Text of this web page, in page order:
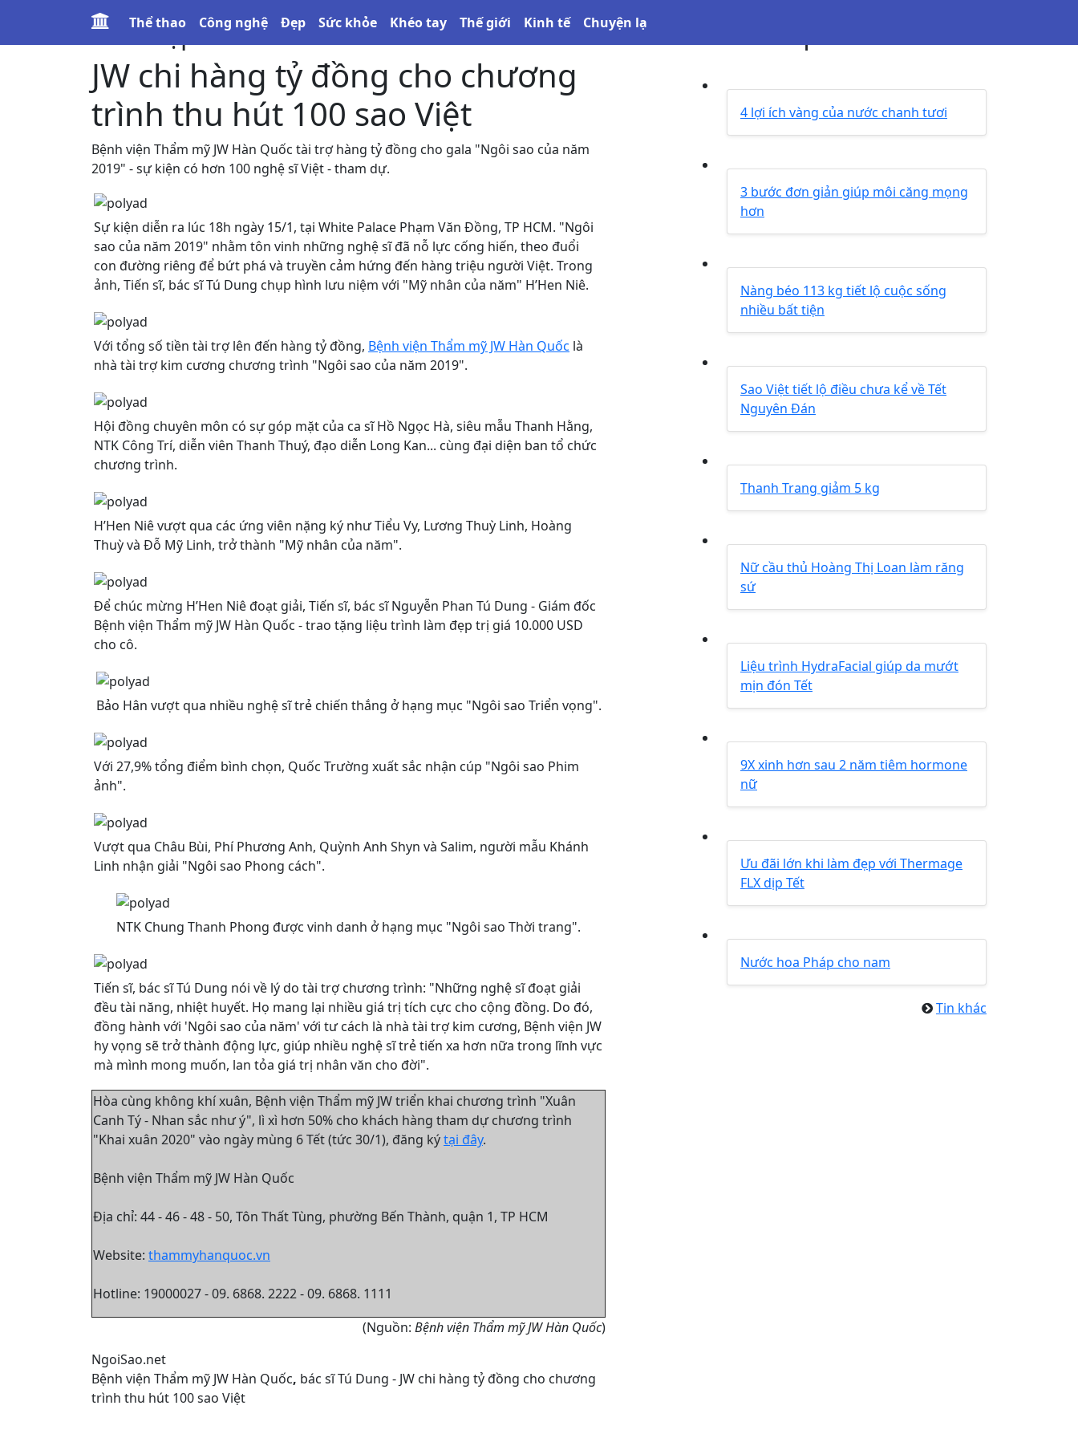
Thể thao Công nghệ Đẹp Sức khỏe Khéo tay Thế giới Kinh tế Chuyện lạ
Làm đẹp
JW chi hàng tỷ đồng cho chương
trình thu hút 100 sao Việt
Bệnh viện Thẩm mỹ JW Hàn Quốc tài trợ hàng tỷ đồng cho gala "Ngôi sao của năm
2019" - sự kiện có hơn 100 nghệ sĩ Việt - tham dự.
Sự kiện diễn ra lúc 18h ngày 15/1, tại White Palace Phạm Văn Đồng, TP HCM. "Ngôi
sao của năm 2019" nhằm tôn vinh những nghệ sĩ đã nỗ lực cống hiến, theo đuổi
con đường riêng để bứt phá và truyền cảm hứng đến hàng triệu người Việt. Trong
ảnh, Tiến sĩ, bác sĩ Tú Dung chụp hình lưu niệm với "Mỹ nhân của năm" H’Hen Niê.
Với tổng số tiền tài trợ lên đến hàng tỷ đồng, Bệnh viện Thẩm mỹ JW Hàn Quốc là
nhà tài trợ kim cương chương trình "Ngôi sao của năm 2019".
Hội đồng chuyên môn có sự góp mặt của ca sĩ Hồ Ngọc Hà, siêu mẫu Thanh Hằng,
NTK Công Trí, diễn viên Thanh Thuý, đạo diễn Long Kan... cùng đại diện ban tổ chức
chương trình.
H’Hen Niê vượt qua các ứng viên nặng ký như Tiểu Vy, Lương Thuỳ Linh, Hoàng
Thuỳ và Đỗ Mỹ Linh, trở thành "Mỹ nhân của năm".
Để chúc mừng H’Hen Niê đoạt giải, Tiến sĩ, bác sĩ Nguyễn Phan Tú Dung - Giám đốc
Bệnh viện Thẩm mỹ JW Hàn Quốc - trao tặng liệu trình làm đẹp trị giá 10.000 USD
cho cô.
Bảo Hân vượt qua nhiều nghệ sĩ trẻ chiến thắng ở hạng mục "Ngôi sao Triển vọng".
Với 27,9% tổng điểm bình chọn, Quốc Trường xuất sắc nhận cúp "Ngôi sao Phim
ảnh".
Vượt qua Châu Bùi, Phí Phương Anh, Quỳnh Anh Shyn và Salim, người mẫu Khánh
Linh nhận giải "Ngôi sao Phong cách".
NTK Chung Thanh Phong được vinh danh ở hạng mục "Ngôi sao Thời trang".
Tiến sĩ, bác sĩ Tú Dung nói về lý do tài trợ chương trình: "Những nghệ sĩ đoạt giải
đều tài năng, nhiệt huyết. Họ mang lại nhiều giá trị tích cực cho cộng đồng. Do đó,
đồng hành với 'Ngôi sao của năm' với tư cách là nhà tài trợ kim cương, Bệnh viện JW
hy vọng sẽ trở thành động lực, giúp nhiều nghệ sĩ trẻ tiến xa hơn nữa trong lĩnh vực
mà mình mong muốn, lan tỏa giá trị nhân văn cho đời".
Hòa cùng không khí xuân, Bệnh viện Thẩm mỹ JW triển khai chương trình "Xuân
Canh Tý - Nhan sắc như ý", lì xì hơn 50% cho khách hàng tham dự chương trình
"Khai xuân 2020" vào ngày mùng 6 Tết (tức 30/1), đăng kýtại đây.
Bệnh viện Thẩm mỹ JW Hàn Quốc
Địa chỉ: 44 - 46 - 48 - 50, Tôn Thất Tùng, phường Bến Thành, quận 1, TP HCM
Website: thammyhanquoc.vn
Hotline: 19000027 - 09. 6868. 2222 - 09. 6868. 1111
(Nguồn: Bệnh viện Thẩm mỹ JW Hàn Quốc)
NgoiSao.net
Bệnh viện Thẩm mỹ JW Hàn Quốc, bác sĩ Tú Dung - JW chi hàng tỷ đồng cho chương
trình thu hút 100 sao Việt
4 lợi ích vàng của nước chanh tươi
3 bước đơn giản giúp môi căng mọng
hơn
Nàng béo 113 kg tiết lộ cuộc sống
nhiều bất tiện
Sao Việt tiết lộ điều chưa kể về Tết
Nguyên Đán
Thanh Trang giảm 5 kg
Nữ cầu thủ Hoàng Thị Loan làm răng
sứ
Liệu trình HydraFacial giúp da mướt
mịn đón Tết
9X xinh hơn sau 2 năm tiêm hormone
nữ
Ưu đãi lớn khi làm đẹp với Thermage
FLX dịp Tết
Nước hoa Pháp cho nam
Tin khác